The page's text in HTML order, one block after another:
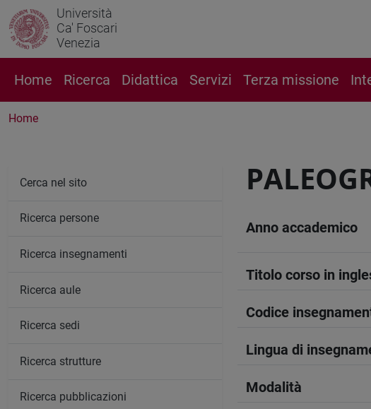
Università
Ca' Foscari
Venezia
Home Ricerca Didattica Servizi Terza missione
Home
Anno accademico
Titolo corso in
Codice
Lingua di
Modalità
Cerca nel sito
Ricerca persone
Ricerca insegnamenti
Ricerca aule
Ricerca sedi
Ricerca strutture
Ricerca pubblicazioni